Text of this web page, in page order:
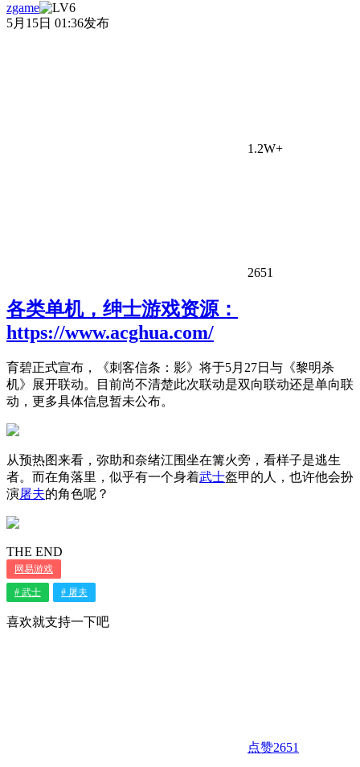
zgame
5月15日 01:36发布
1.2W+
2651
各类单机，绅士游戏资源：
https://www.acghua.com/
育碧正式宣布，《刺客信条：影》将于5月27日与《黎明杀
机》展开联动。目前尚不清楚此次联动是双向联动还是单向联
动，更多具体信息暂未公布。
从预热图来看，弥助和奈绪江围坐在篝火旁，看样子是逃生
者。而在角落里，似乎有一个身着武士盔甲的人，也许他会扮
演屠夫的角色呢？
THE END
网易游戏
# 武士 # 屠夫
喜欢就支持一下吧
点赞2651